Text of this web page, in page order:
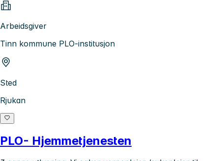
Arbeidsgiver
Tinn kommune PLO-institusjon
Sted
Rjukan
PLO- Hjemmetjenesten